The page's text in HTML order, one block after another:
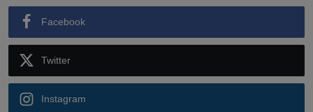
Facebook
Twitter
Instagram